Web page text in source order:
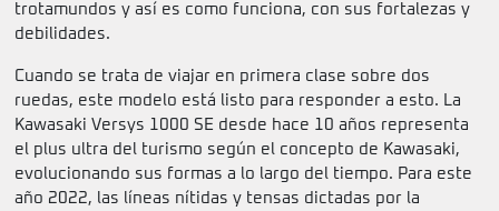
trotamundos y así es como funciona, con sus fortalezas y
debilidades.
Cuando se trata de viajar en primera clase sobre dos
ruedas, este modelo está listo para responder a esto. La
Kawasaki Versys 1000 SE desde hace 10 años representa
el plus ultra del turismo según el concepto de Kawasaki,
evolucionando sus formas a lo largo del tiempo. Para este
año 2022, las líneas nítidas y tensas dictadas por la